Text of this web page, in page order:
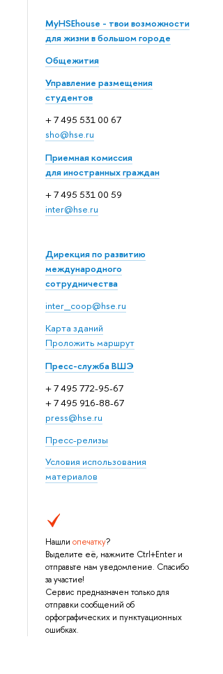
MyHSEhouse - твои возможности
для жизни в большом городе
Общежития
Управление размещения
студентов
+ 7 495 531 00 67
sho@hse.ru
Приемная комиссия
для иностранных граждан
+ 7 495 531 00 59
inter@hse.ru
Дирекция по развитию
международного
сотрудничества
inter_coop@hse.ru
Карта зданий
Проложить маршрут
Пресс-служба ВШЭ
+ 7 495 772-95-67
+ 7 495 916-88-67
press@hse.ru
Пресс-релизы
Условия использования
материалов
Нашли опечатку?
Выделите её, нажмите Ctrl+Enter и
отправьте нам уведомление. Спасибо
за участие!
Сервис предназначен только для
отправки сообщений об
орфографических и пунктуационных
ошибках.